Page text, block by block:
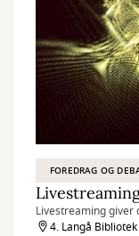
FOREDRAG OG
Livestreaming giver
4. Langå Bibliotek